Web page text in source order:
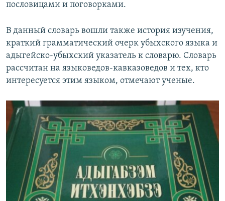
пословицами и поговорками.
В данный словарь вошли также история изучения,
краткий грамматический очерк убыхского языка и
адыгейско-убыхский указатель к словарю. Словарь
рассчитан на языковедов-кавказоведов и тех, кто
интересуется этим языком, отмечают ученые.